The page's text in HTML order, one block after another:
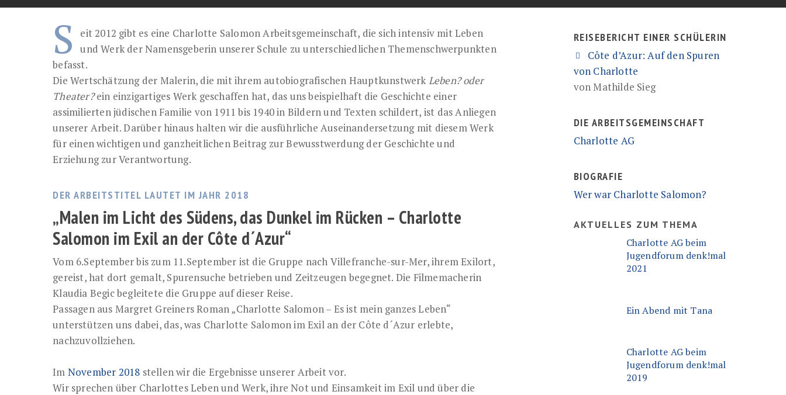
S
eit 2012 gibt es eine Charlotte Salomon Arbeitsgemeinschaft, die sich intensiv mit Leben
und Werk der Namensgeberin unserer Schule zu unterschiedlichen Themenschwerpunkten
befasst.
Die Wertschätzung der Malerin, die mit ihrem autobiografischen HauptkunstwerkLeben? oder
Theater?ein einzigartiges Werk geschaffen hat, das uns beispielhaft die Geschichte einer
assimilierten jüdischen Familie von 1911 bis 1940 in Bildern und Texten schildert, ist das Anliegen
unserer Arbeit. Darüber hinaus halten wir die ausführliche Auseinandersetzung mit diesem Werk
für einen wichtigen und ganzheitlichen Beitrag zur Bewusstwerdung der Geschichte und
Erziehung zur Verantwortung.
DER ARBEITSTITEL LAUTET IM JAHR 2018
„Malen im Licht des Südens, das Dunkel im Rücken – Charlotte
Salomon im Exil an der Côte d´Azur“
Vom 6.September bis zum 11.September ist die Gruppe nach Villefranche-sur-Mer, ihrem Exilort,
gereist, hat dort gemalt, Spurensuche betrieben und Zeitzeugen begegnet. Die Filmemacherin
Klaudia Begic begleitete die Gruppe auf dieser Reise.
Passagen aus Margret Greiners Roman „Charlotte Salomon – Es ist mein ganzes Leben“
unterstützen uns dabei, das, was Charlotte Salomon im Exil an der Côte d´Azur erlebte,
nachzuvollziehen.
Im November 2018 stellen wir die Ergebnisse unserer Arbeit vor.
Wir sprechen über Charlottes Leben und Werk, ihre Not und Einsamkeit im Exil und über die
REISEBERICHT EINER SCHÜLERIN
Côte d’Azur: Auf den Spuren
von Charlotte
von Mathilde Sieg
DIE ARBEITSGEMEINSCHAFT
Charlotte AG
BIOGRAFIE
Wer war Charlotte Salomon?
AKTUELLES ZUM THEMA
Charlotte AG beim
Jugendforum denk!mal
2021
Ein Abend mit Tana
Charlotte AG beim
Jugendforum denk!mal
2019